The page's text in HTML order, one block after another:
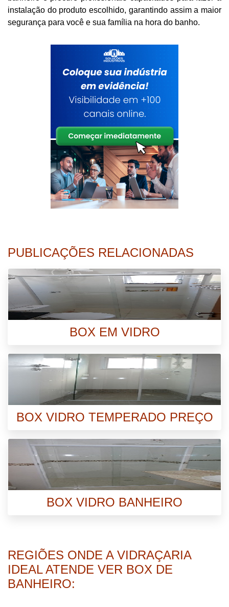
instalação do produto escolhido, garantindo assim a maior
segurança para você e sua família na hora do banho.
PUBLICAÇÕES RELACIONADAS
BOX EM VIDRO
BOX VIDRO TEMPERADO PREÇO
BOX VIDRO BANHEIRO
REGIÕES ONDE A VIDRAÇARIA
IDEAL ATENDE VER BOX DE
BANHEIRO: